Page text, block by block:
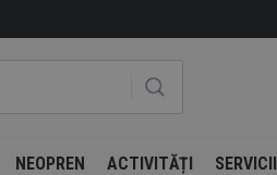
NEOPREN ACTIVITĂȚI SERVICII